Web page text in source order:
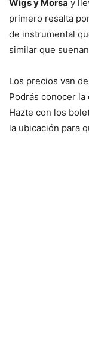
Wigs y Morsa y
primero resalta
de instrumental
similar que
Los precios van
Podrás conocer
Hazte con los
la ubicación para